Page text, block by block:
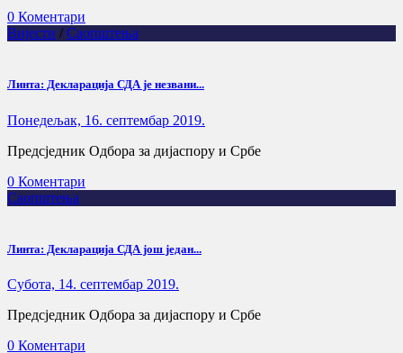
0 Коментари
Вијести / Саопштења
Линта: Декларација СДА је незвани...
Понедељак, 16. септембар 2019.
Предсједник Одбора за дијаспору и Србе
0 Коментари
Саопштења
Линта: Декларација СДА још један...
Субота, 14. септембар 2019.
Предсједник Одбора за дијаспору и Србе
0 Коментари